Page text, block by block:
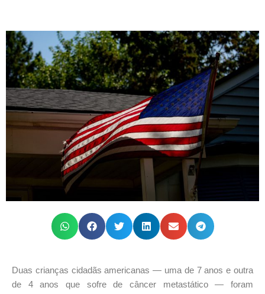
Duas crianças cidadãs americanas — uma de 7 anos e outra
de 4 anos que sofre de câncer metastático — foram